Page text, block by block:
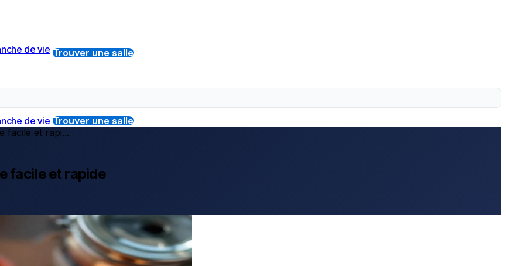
de vie Trouver une salle
de vie Trouver une salle
facile et rapi...
facile et rapide